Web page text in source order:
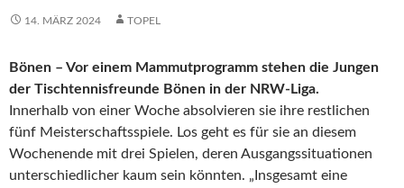
14. MÄRZ 2024 TOPEL
Bönen – Vor einem Mammutprogramm stehen die Jungen
der Tischtennisfreunde Bönen in der NRW-Liga.
Innerhalb von einer Woche absolvieren sie ihre restlichen
fünf Meisterschaftsspiele. Los geht es für sie an diesem
Wochenende mit drei Spielen, deren Ausgangssituationen
unterschiedlicher kaum sein könnten. „Insgesamt eine